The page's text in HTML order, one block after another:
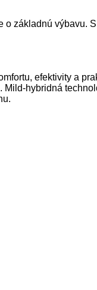
základnú výbavu.
efektivity a
hybridná